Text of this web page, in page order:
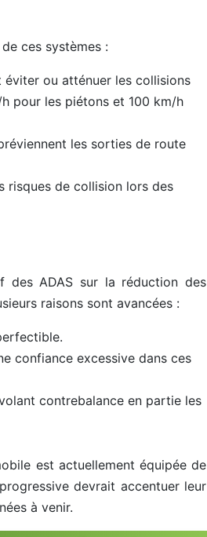
ces systèmes :
éviter ou atténuer les collisions
pour les piétons et 100 km/h
les sorties de route
risques de collision lors des
des ADAS sur la réduction des
raisons sont avancées :
confiance excessive dans ces
contrebalance en partie les
est actuellement équipée de
devrait accentuer leur
à venir.